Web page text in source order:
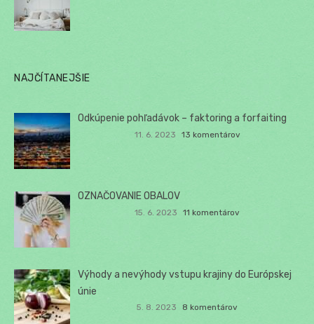
NAJČÍTANEJŠIE
Odkúpenie pohľadávok – faktoring a forfaiting
11. 6. 2023 13 komentárov
OZNAČOVANIE OBALOV
15. 6. 2023 11 komentárov
Výhody a nevýhody vstupu krajiny do Európskej
únie
5. 8. 2023 8 komentárov